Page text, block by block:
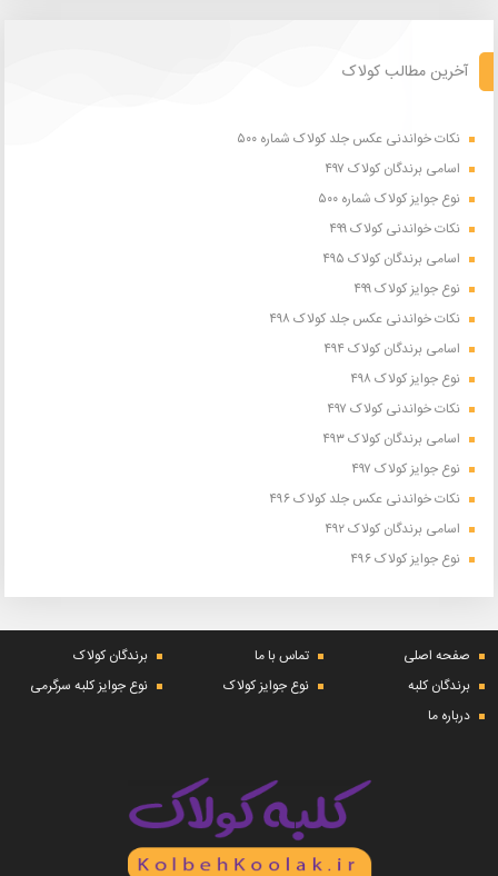
آخرین مطالب کولاک
نکات خواندنی عکس جلد کولاک شماره ۵۰۰
اسامی برندگان کولاک ۴۹۷
نوع جوایز کولاک شماره ۵۰۰
نکات خواندنی کولاک ۴۹۹
اسامی برندگان کولاک ۴۹۵
نوع جوایز کولاک ۴۹۹
نکات خواندنی عکس جلد کولاک ۴۹۸
اسامی برندگان کولاک ۴۹۴
نوع جوایز کولاک ۴۹۸
نکات خواندنی کولاک ۴۹۷
اسامی برندگان کولاک ۴۹۳
نوع جوایز کولاک ۴۹۷
نکات خواندنی عکس جلد کولاک ۴۹۶
اسامی برندگان کولاک ۴۹۲
نوع جوایز کولاک ۴۹۶
صفحه اصلی تماس با ما
برندگان کولاک
برندگان کلبه
نوع جوایز کولاک
نوع جوایز کلبه سرگرمی
درباره ما